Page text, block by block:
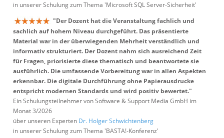
in unserer Schulung zum Thema 'Microsoft SQL Server-Sicherheit'
"Der Dozent hat die Veranstaltung fachlich und
sachlich auf hohem Niveau durchgeführt. Das präsentierte
Material war in der überwiegenden Mehrheit verständlich und
informativ strukturiert. Der Dozent nahm sich ausreichend Zeit
für Fragen, priorisierte diese thematisch und beantwortete sie
ausführlich. Die umfassende Vorbereitung war in allen Aspekten
erkennbar. Die digitale Durchführung ohne Papierausdrucke
entspricht modernen Standards und wird positiv bewertet."
Ein Schulungsteilnehmer von Software & Support Media GmbH im
Monat 3/2026
über unseren Experten Dr. Holger Schwichtenberg
in unserer Schulung zum Thema 'BASTA!-Konferenz'